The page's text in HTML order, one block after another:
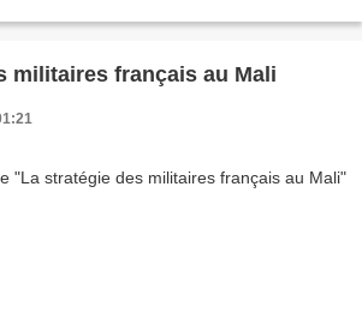
militaires français au Mali